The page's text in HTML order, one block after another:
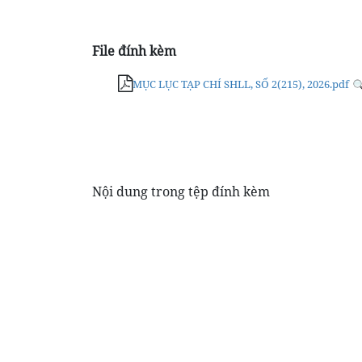
File đính kèm
MỤC LỤC TẠP CHÍ SHLL, SỐ 2(215), 2026.pdf
Nội dung trong tệp đính kèm